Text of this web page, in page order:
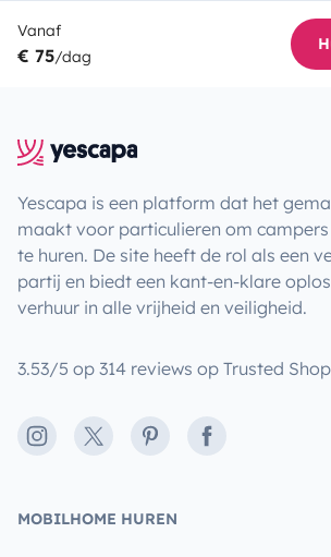
Vanaf
€ 75/dag
Yescapa is een platform dat het
maakt voor particulieren om
te huren. De site heeft de rol als een
partij en biedt een kant-en-klare
verhuur in alle vrijheid en veiligheid.
3.53/5 op 314 reviews op Trusted
Instagram
X PinterestFacebook
MOBILHOME HUREN